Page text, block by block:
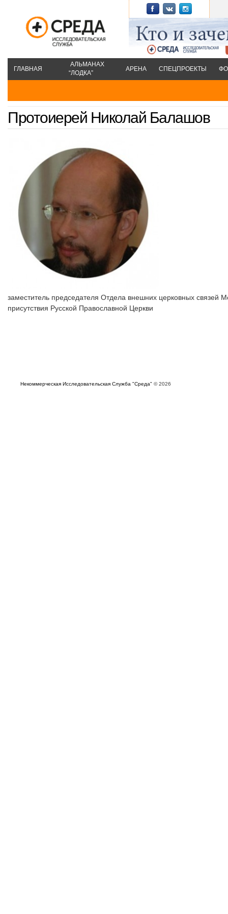
ГЛАВНАЯ
АЛЬМАНАХ
“ЛОДКА”
АРЕНА СПЕЦПРОЕКТЫ
Протоиерей Николай Балашов
заместитель председателя Отдела внешних церковных связей
присутствия Русской Православной Церкви
Некоммерческая Исследовательская Служба "Среда" © 2026